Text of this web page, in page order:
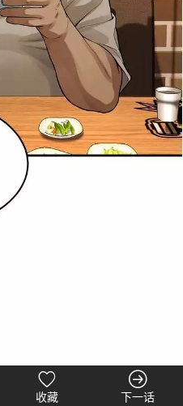
收藏 下一话